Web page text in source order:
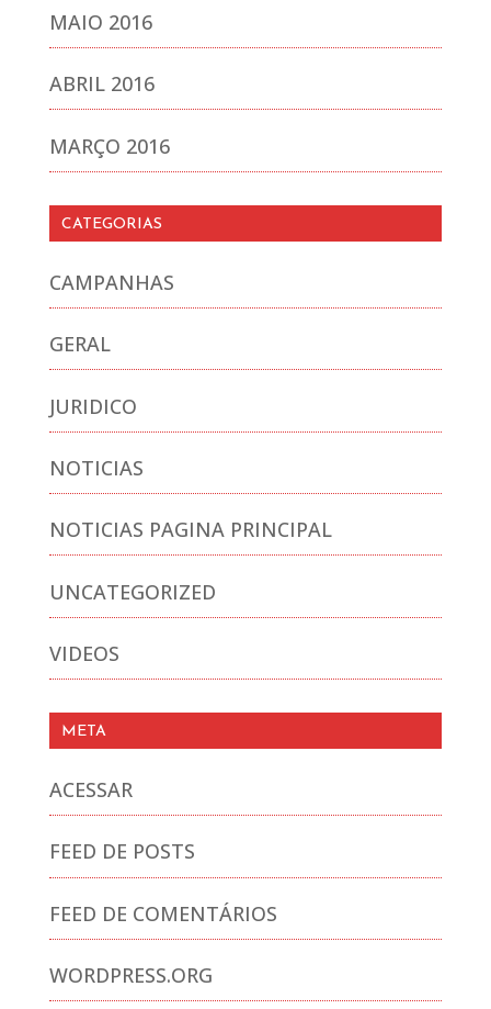
MAIO 2016
ABRIL 2016
MARÇO 2016
CATEGORIAS
CAMPANHAS
GERAL
JURIDICO
NOTICIAS
NOTICIAS PAGINA PRINCIPAL
UNCATEGORIZED
VIDEOS
META
ACESSAR
FEED DE POSTS
FEED DE COMENTÁRIOS
WORDPRESS.ORG